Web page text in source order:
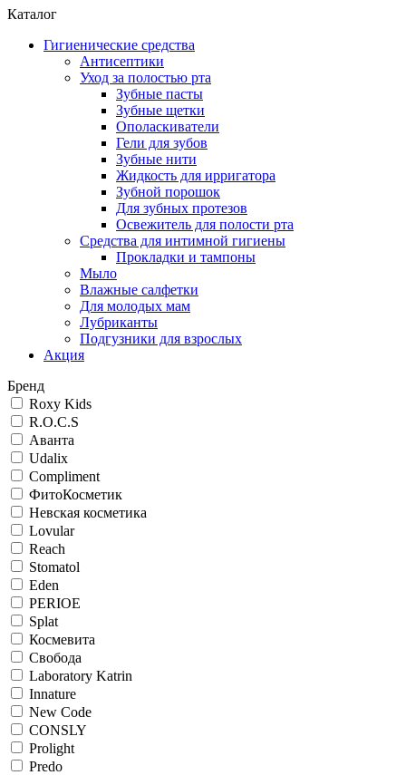
Каталог
Гигиенические средства
Антисептики
Уход за полостью рта
Зубные пасты
Зубные щетки
Ополаскиватели
Гели для зубов
Зубные нити
Жидкость для ирригатора
Зубной порошок
Для зубных протезов
Освежитель для полости рта
Средства для интимной гигиены
Прокладки и тампоны
Мыло
Влажные салфетки
Для молодых мам
Лубриканты
Подгузники для взрослых
Акция
Бренд
Roxy Kids
R.O.C.S
Аванта
Udalix
Compliment
ФитоКосметик
Невская косметика
Lovular
Reach
Stomatol
Eden
PERIOE
Splat
Космевита
Свобода
Laboratory Katrin
Innature
New Code
CONSLY
Prolight
Predo